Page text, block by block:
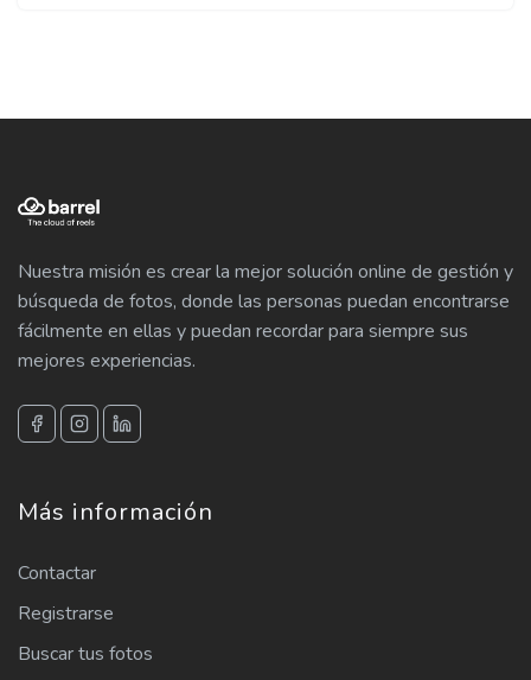
Nuestra misión es crear la mejor solución online de gestión y
búsqueda de fotos, donde las personas puedan encontrarse
fácilmente en ellas y puedan recordar para siempre sus
mejores experiencias.
Más información
Contactar
Registrarse
Buscar tus fotos